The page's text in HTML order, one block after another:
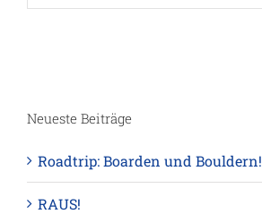
Neueste Beiträge
Roadtrip: Boarden und Bouldern!
RAUS!